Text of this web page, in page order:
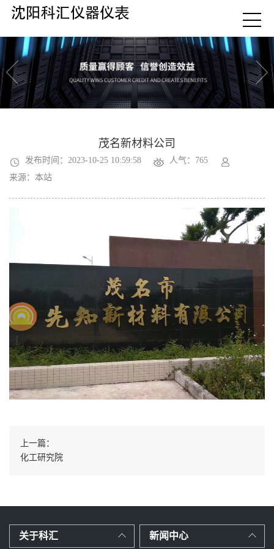
茂名新材料公司
发布时间：2023-10-25 10:59:58
人气：765
来源：本站
上一篇：
化工研究院
关于科汇 新闻中心